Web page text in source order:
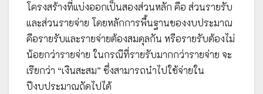
โครงสร้างที่แบ่งออกเป็นสองส่วนหลัก คือ ส่วนรายรับ
และส่วนรายจ่าย โดยหลักการพื้นฐานของงบประมาณ
คือรายรับและรายจ่ายต้องสมดุลกัน หรือรายรับต้องไม่
น้อยกว่ารายจ่าย ในกรณีที่รายรับมากกว่ารายจ่าย จะ
เรียกว่า “เงินสะสม” ซึ่งสามารถนำไปใช้จ่ายใน
ปีงบประมาณถัดไปได้